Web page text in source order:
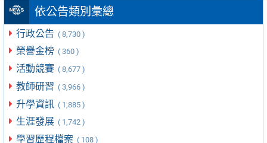
依公告類別彙總
行政公告 ( 8,730 )
榮譽金榜 ( 360 )
活動競賽 ( 8,677 )
教師研習 ( 3,966 )
升學資訊 ( 1,885 )
生涯發展 ( 1,742 )
學習歷程檔案 ( 108 )